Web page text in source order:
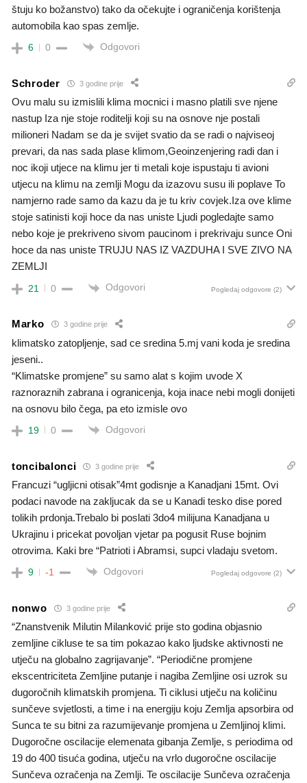
štuju ko božanstvo) tako da očekujte i ograničenja korištenja
automobila kao spas zemlje.
6 0 Odgovori
Schroder 3 godine prije
Ovu malu su izmislili klima mocnici i masno platili sve njene
nastup Iza nje stoje roditelji koji su na osnove nje postali
milioneri Nadam se da je svijet svatio da se radi o najviseoj
prevari, da nas sada plase klimom,Geoinzenjering radi dan i
noc ikoji utjece na klimu jer ti metali koje ispustaju ti avioni
utjecu na klimu na zemlji Mogu da izazovu susu ili poplave To
namjerno rade samo da kazu da je tu kriv covjek.Iza ove klime
stoje satinisti koji hoce da nas uniste Ljudi pogledajte samo
nebo koje je prekriveno sivom paucinom i prekrivaju sunce Oni
hoce da nas uniste TRUJU NAS IZ VAZDUHA I SVE ZIVO NA
ZEMLJI
21 0 Odgovori Pogledaj odgovore (2)
Marko 3 godine prije
klimatsko zatopljenje, sad ce sredina 5.mj vani koda je sredina
jeseni..
“Klimatske promjene” su samo alat s kojim uvode X
raznoraznih zabrana i ogranicenja, koja inace nebi mogli donijeti
na osnovu bilo čega, pa eto izmisle ovo
19 0 Odgovori
toncibalonci 3 godine prije
Francuzi “ugljicni otisak”4mt godisnje a Kanadjani 15mt. Ovi
podaci navode na zakljucak da se u Kanadi tesko dise pored
tolikih prdonja.Trebalo bi poslati 3do4 milijuna Kanadjana u
Ukrajinu i pricekat povoljan vjetar pa pogusit Ruse bojnim
otrovima. Kaki bre “Patrioti i Abramsi, supci vladaju svetom.
9 -1 Odgovori Pogledaj odgovore (2)
nonwo 3 godine prije
“Znanstvenik Milutin Milanković prije sto godina objasnio
zemljine cikluse te sa tim pokazao kako ljudske aktivnosti ne
utječu na globalno zagrijavanje”. “Periodične promjene
ekscentriciteta Zemljine putanje i nagiba Zemljine osi uzrok su
dugoročnih klimatskih promjena. Ti ciklusi utječu na količinu
sunčeve svjetlosti, a time i na energiju koju Zemlja apsorbira od
Sunca te su bitni za razumijevanje promjena u Zemljinoj klimi.
Dugoročne oscilacije elemenata gibanja Zemlje, s periodima od
19 do 400 tisuća godina, utječu na vrlo dugoročne oscilacije
Sunčeva ozračenja na Zemlji. Te oscilacije Sunčeva ozračenja